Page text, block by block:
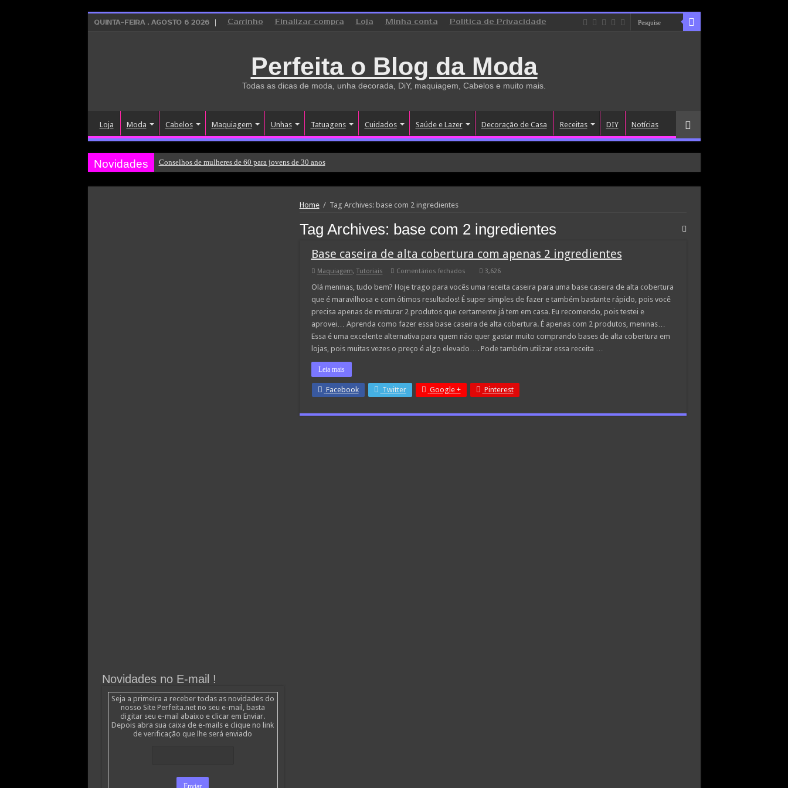
QUINTA-FEIRA , AGOSTO 6 2026 Carrinho Finalizar compra Loja Minha conta Politica de Privacidade
Perfeita o Blog da Moda
Todas as dicas de moda, unha decorada, DiY, maquiagem, Cabelos e muito mais.
Loja Moda Cabelos Maquiagem Unhas Tatuagens Cuidados Saúde e Lazer Decoração de Casa Receitas DIY Notícias
Novidades Conselhos de mulheres de 60 para jovens de 30 anos
Home / Tag Archives: base com 2 ingredientes
Tag Archives: base com 2 ingredientes
Base caseira de alta cobertura com apenas 2 ingredientes
Maquiagem, Tutoriais Comentários fechadosem
caseira
alta
cobertura
com
apenas
ingredientes
3,626
Olá meninas, tudo bem? Hoje trago para vocês uma receita caseira para uma base caseira de alta cobertura
que é maravilhosa e com ótimos resultados! É super simples de fazer e também bastante rápido, pois você
precisa apenas de misturar 2 produtos que certamente já tem em casa. Eu recomendo, pois testei e
aprovei… Aprenda como fazer essa base caseira de alta cobertura. É apenas com 2 produtos, meninas…
Essa é uma excelente alternativa para quem não quer gastar muito comprando bases de alta cobertura em
lojas, pois muitas vezes o preço é algo elevado…. Pode também utilizar essa receita …
Leia mais
Facebook Twitter Google + Pinterest
Novidades no E-mail !
Seja a primeira a receber todas as novidades do
nosso Site Perfeita.net no seu e-mail, basta
digitar seu e-mail abaixo e clicar em Enviar.
Depois abra sua caixa de e-mails e clique no link
de verificação que lhe será enviado